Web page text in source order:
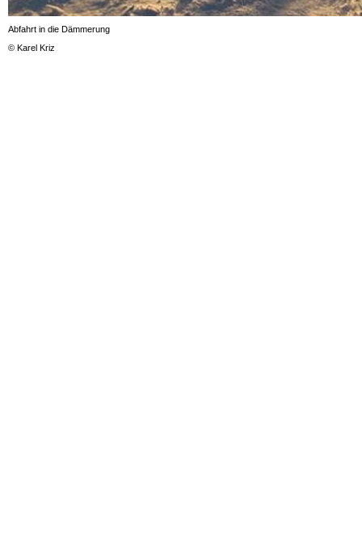
Abfahrt in die Dämmerung
© Karel Kriz